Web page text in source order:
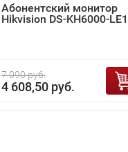
Абонентский монитор
Hikvision DS-KH6000-LE1
7 090 руб.
4 608,50 руб.